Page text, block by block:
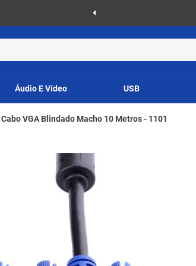
Áudio E Vídeo USB
Cabo VGA Blindado Macho 10 Metros - 1101